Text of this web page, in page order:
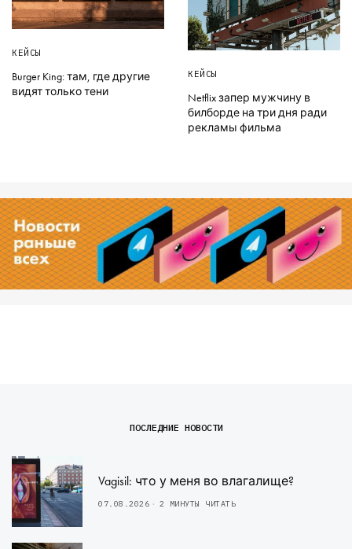
КЕЙСЫ
Burger King: там, где другие
видят только тени
КЕЙСЫ
Netflix запер мужчину в
билборде на три дня ради
рекламы фильма
ПОСЛЕДНИЕ НОВОСТИ
Vagisil: что у меня во влагалище?
07.08.2026 2 МИНУТЫ ЧИТАТЬ